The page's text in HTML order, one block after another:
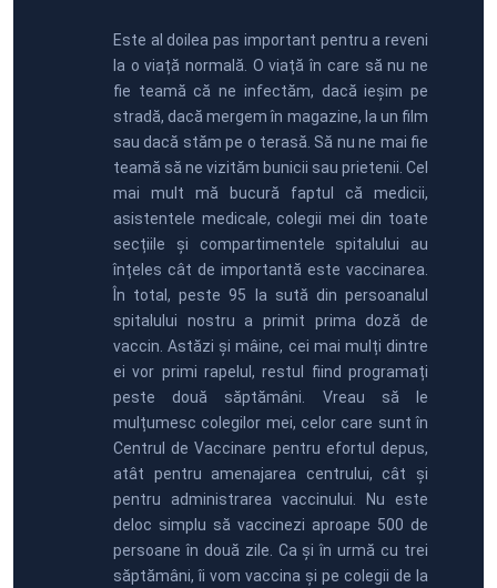
Este al doilea pas important pentru a reveni
la o viață normală. O viață în care să nu ne
fie teamă că ne infectăm, dacă ieșim pe
stradă, dacă mergem în magazine, la un film
sau dacă stăm pe o terasă. Să nu ne mai fie
teamă să ne vizităm bunicii sau prietenii. Cel
mai mult mă bucură faptul că medicii,
asistentele medicale, colegii mei din toate
secțiile și compartimentele spitalului au
înțeles cât de importantă este vaccinarea.
În total, peste 95 la sută din persoanalul
spitalului nostru a primit prima doză de
vaccin. Astăzi și mâine, cei mai mulți dintre
ei vor primi rapelul, restul fiind programați
peste două săptămâni. Vreau să le
mulțumesc colegilor mei, celor care sunt în
Centrul de Vaccinare pentru efortul depus,
atât pentru amenajarea centrului, cât și
pentru administrarea vaccinului. Nu este
deloc simplu să vaccinezi aproape 500 de
persoane în două zile. Ca și în urmă cu trei
săptămâni, îi vom vaccina și pe colegii de la